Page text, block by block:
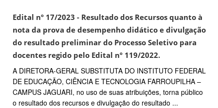
Edital nº 17/2023 - Resultado dos Recursos quanto à
nota da prova de desempenho didático e divulgação
do resultado preliminar do Processo Seletivo para
docentes regido pelo Edital nº 119/2022.
A DIRETORA-GERAL SUBSTITUTA DO INSTITUTO FEDERAL
DE EDUCAÇÃO, CIÊNCIA E TECNOLOGIA FARROUPILHA –
CAMPUS JAGUARI, no uso de suas atribuições, torna público
o resultado dos recursos e divulgação do resultado ...